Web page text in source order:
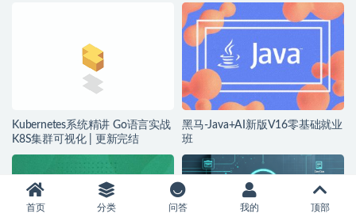
Kubernetes系统精讲 Go语言实战
K8S集群可视化 | 更新完结
黑马-Java+AI新版V16零基础就业
班
首页 分类 问答 我的 顶部